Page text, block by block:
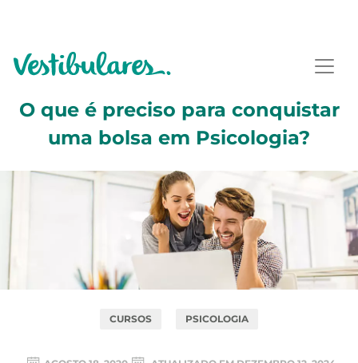
O que é preciso para conquistar
uma bolsa em Psicologia?
CURSOS PSICOLOGIA